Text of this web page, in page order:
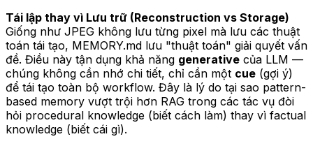
Tái lập thay vì Lưu trữ (Reconstruction vs Storage)
Giống như JPEG không lưu từng pixel mà lưu các thuật
toán tái tạo, MEMORY.md lưu "thuật toán" giải quyết vấn
đề. Điều này tận dụng khả năng generative của LLM —
chúng không cần nhớ chi tiết, chỉ cần một cue (gợi ý)
để tái tạo toàn bộ workflow. Đây là lý do tại sao pattern-
based memory vượt trội hơn RAG trong các tác vụ đòi
hỏi procedural knowledge (biết cách làm) thay vì factual
knowledge (biết cái gì).